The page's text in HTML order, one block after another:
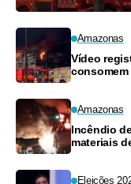
Amazonas
Vídeo
Amazonas
Incêndio
materiais
Eleições